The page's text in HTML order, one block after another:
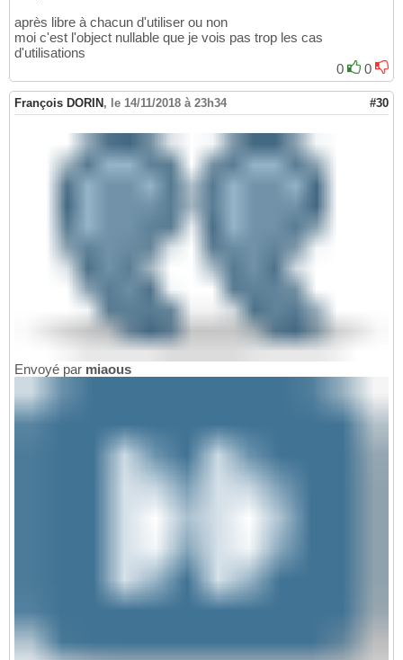
après libre à chacun d'utiliser ou non
moi c'est l'object nullable que je vois pas trop les cas
d'utilisations
0
0
François DORIN, le 14/11/2018 à 23h34 #30
Envoyé par miaous